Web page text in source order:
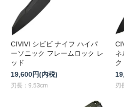
CIVIVI シビビ ナイフ ハイパ
ーソニック フレームロック レ
ッド
19,600円(内税)
刃長：9.53cm
ネ
ク
刃